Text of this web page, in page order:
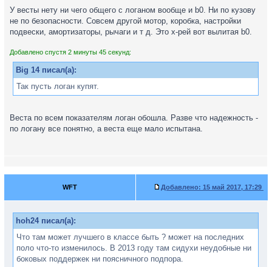
У весты нету ни чего общего с логаном вообще и b0. Ни по кузову
не по безопасности. Совсем другой мотор, коробка, настройки
подвески, амортизаторы, рычаги и т д. Это х-рей вот вылитая b0.
Добавлено спустя 2 минуты 45 секунд:
Big 14 писал(а):
Так пусть логан купят.
Веста по всем показателям логан обошла. Разве что надежность -
по логану все понятно, а веста еще мало испытана.
WFT Добавлено: 15 май 2017, 17:29
hoh24 писал(а):
Что там может лучшего в классе быть ? может на последних
поло что-то изменилось. В 2013 году там сидухи неудобные ни
боковых поддержек ни поясничного подпора.